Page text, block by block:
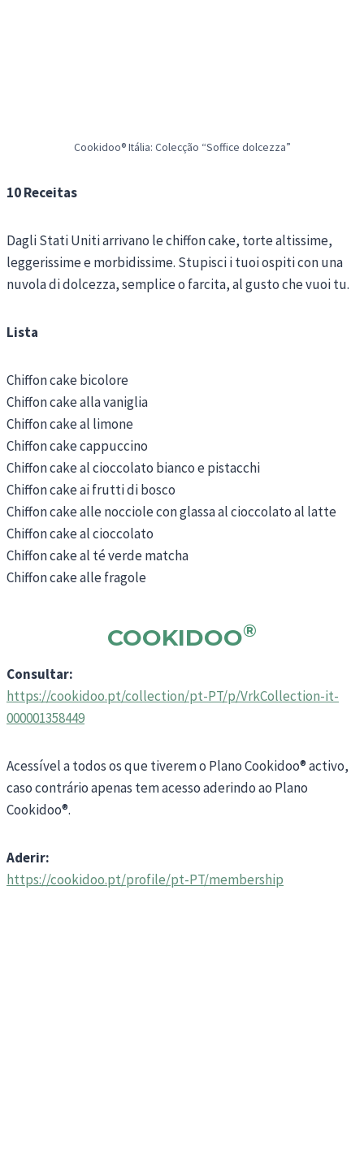
Cookidoo® Itália: Colecção “Soffice dolcezza”
10 Receitas
Dagli Stati Uniti arrivano le chiffon cake, torte altissime,
leggerissime e morbidissime. Stupisci i tuoi ospiti con una
nuvola di dolcezza, semplice o farcita, al gusto che vuoi tu.
Lista
Chiffon cake bicolore
Chiffon cake alla vaniglia
Chiffon cake al limone
Chiffon cake cappuccino
Chiffon cake al cioccolato bianco e pistacchi
Chiffon cake ai frutti di bosco
Chiffon cake alle nocciole con glassa al cioccolato al latte
Chiffon cake al cioccolato
Chiffon cake al té verde matcha
Chiffon cake alle fragole
COOKIDOO®
Consultar:
https://cookidoo.pt/collection/pt-PT/p/VrkCollection-it-
000001358449
Acessível a todos os que tiverem o Plano Cookidoo® activo,
caso contrário apenas tem acesso aderindo ao Plano
Cookidoo®.
Aderir:
https://cookidoo.pt/profile/pt-PT/membership